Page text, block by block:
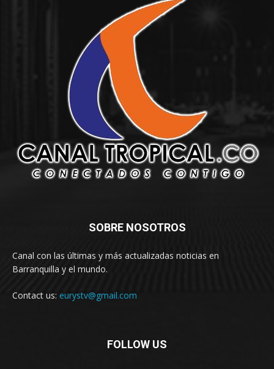
SOBRE NOSOTROS
Canal con las últimas y más actualizadas noticias en
Barranquilla y el mundo.
Contact us: eurystv@gmail.com
FOLLOW US